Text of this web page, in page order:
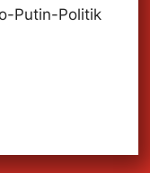
Putin-Politik